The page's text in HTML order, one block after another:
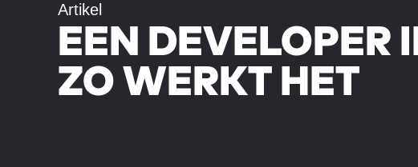
Artikel
EEN DEVELOPER
ZO WERKT HET